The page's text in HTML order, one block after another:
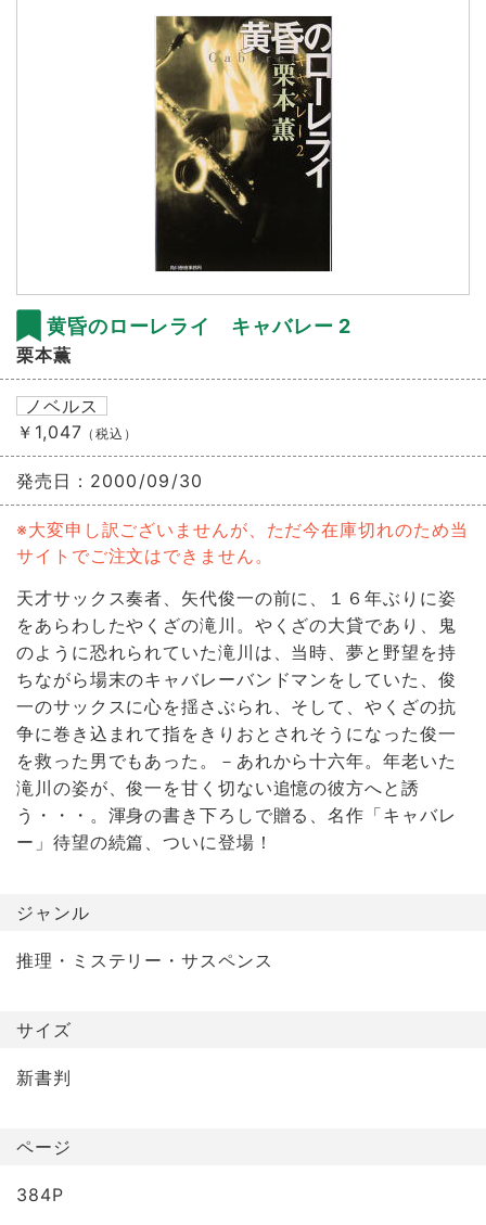
黄昏のローレライ キャバレー 2
栗本薫
ノベルス
￥1,047 （税込）
発売日： 2000/09/30
※大変申し訳ございませんが、ただ今在庫切れのため当
サイトでご注文はできません。
天才サックス奏者、矢代俊一の前に、１６年ぶりに姿
をあらわしたやくざの滝川。やくざの大貸であり、鬼
のように恐れられていた滝川は、当時、夢と野望を持
ちながら場末のキャバレーバンドマンをしていた、俊
一のサックスに心を揺さぶられ、そして、やくざの抗
争に巻き込まれて指をきりおとされそうになった俊一
を救った男でもあった。－あれから十六年。年老いた
滝川の姿が、俊一を甘く切ない追憶の彼方へと誘
う・・・。渾身の書き下ろしで贈る、名作「キャバレ
ー」待望の続篇、ついに登場！
ジャンル
推理・ミステリー・サスペンス
サイズ
新書判
ページ
384P